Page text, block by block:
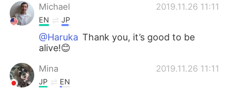
Michael 2019.11.26 11:11
EN JP
@Haruka Thank you, it’s good to be
alive!😊
Mina 2019.11.26 11:11
JP EN